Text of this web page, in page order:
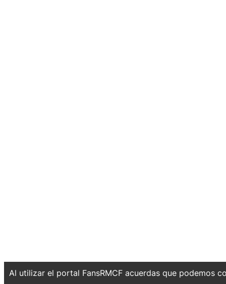
Al utilizar el portal FansRMCF acuerdas que podemos